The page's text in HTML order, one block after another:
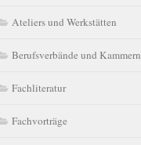
Ateliers und Werkstätten
Berufsverbände und Kammern
Fachliteratur
Fachvorträge